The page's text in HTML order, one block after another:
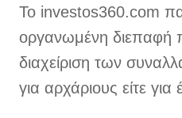
Το investos360.com
οργανωμένη διεπαφή
διαχείριση των
για αρχάριους είτε